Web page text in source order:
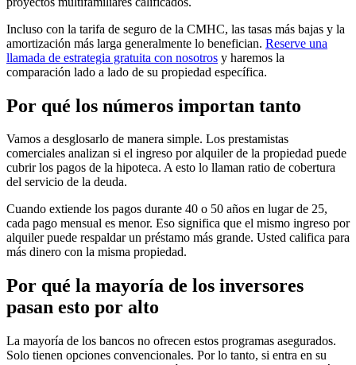
Incluso con la tarifa de seguro de la CMHC, las tasas más bajas y la
amortización más larga generalmente lo benefician. Reserve una
llamada de estrategia gratuita con nosotros y haremos la
comparación lado a lado de su propiedad específica.
Por qué los números importan tanto
Vamos a desglosarlo de manera simple. Los prestamistas
comerciales analizan si el ingreso por alquiler de la propiedad puede
cubrir los pagos de la hipoteca. A esto lo llaman ratio de cobertura
del servicio de la deuda.
Cuando extiende los pagos durante 40 o 50 años en lugar de 25,
cada pago mensual es menor. Eso significa que el mismo ingreso por
alquiler puede respaldar un préstamo más grande. Usted califica para
más dinero con la misma propiedad.
Por qué la mayoría de los inversores
pasan esto por alto
La mayoría de los bancos no ofrecen estos programas asegurados.
Solo tienen opciones convencionales. Por lo tanto, si entra en su